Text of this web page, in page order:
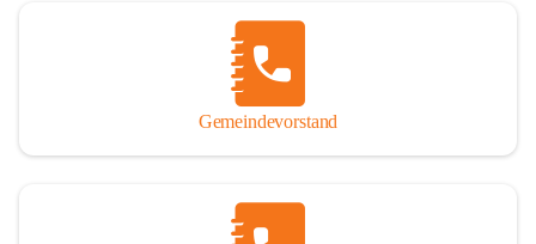
Gemeindevorstand